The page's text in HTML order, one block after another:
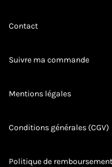
Contact
Suivre ma commande
Mentions légales
Conditions générales (CGV)
Politique de remboursement